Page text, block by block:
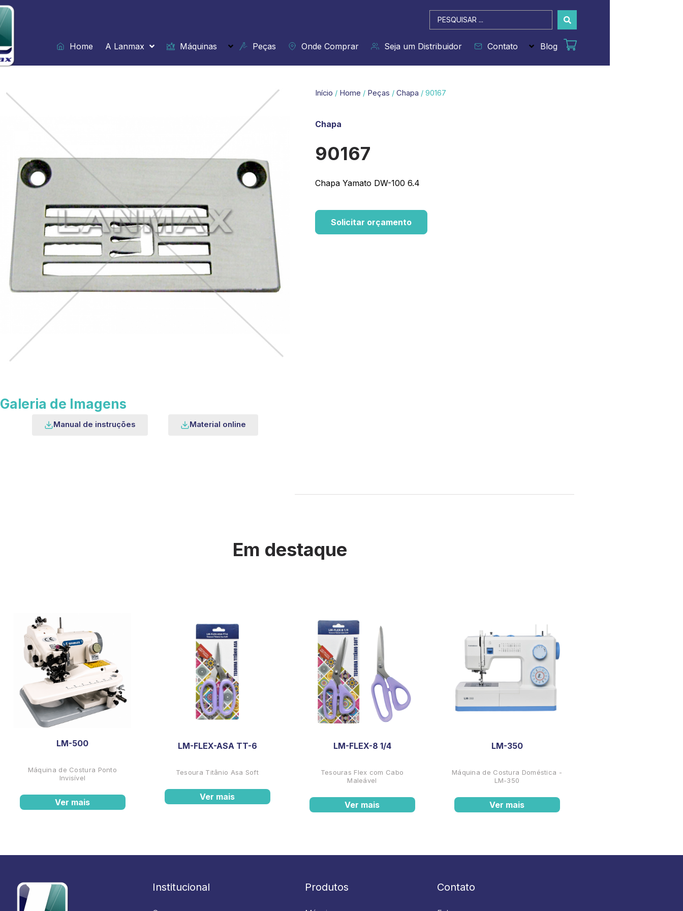
Ir
para
o
conteúdo
Pesquisar
...
Home
A Lanmax Máquinas Peças Onde Comprar Seja um Distribuidor Contato Blog
Galeria de Imagens
Manual de instruções Material online
Início / Home / Peças / Chapa / 90167
Chapa
90167
Chapa Yamato DW-100 6.4
Solicitar orçamento
Em destaque
LM-500
Máquina de Costura Ponto
Invisível
Ver mais
LM-FLEX-ASA TT-6
Tesoura Titânio Asa Soft
Ver mais
LM-FLEX-8 1/4
Tesouras Flex com Cabo
Maleável
Ver mais
LM-350
Máquina de Costura Doméstica -
LM-350
Ver mais
Institucional Produtos Contato